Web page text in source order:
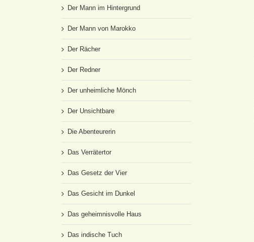
Der Mann im Hintergrund
Der Mann von Marokko
Der Rächer
Der Redner
Der unheimliche Mönch
Der Unsichtbare
Die Abenteurerin
Das Verrätertor
Das Gesetz der Vier
Das Gesicht im Dunkel
Das geheimnisvolle Haus
Das indische Tuch